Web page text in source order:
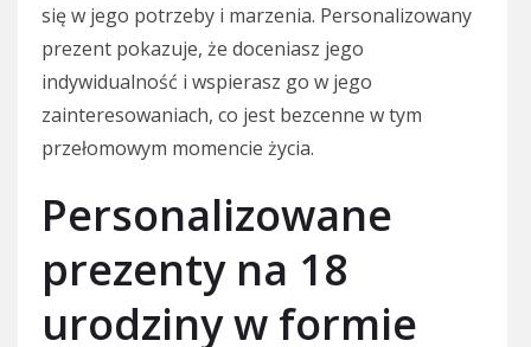
się w jego potrzeby i marzenia. Personalizowany
prezent pokazuje, że doceniasz jego
indywidualność i wspierasz go w jego
zainteresowaniach, co jest bezcenne w tym
przełomowym momencie życia.
Personalizowane
prezenty na 18
urodziny w formie